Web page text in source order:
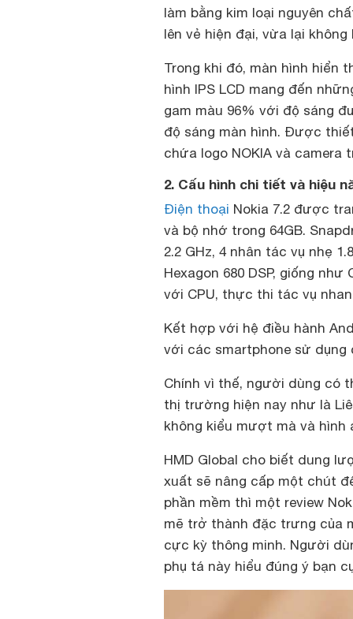
làm bằng kim loại nguyên
lên vẻ hiện đại, vừa lại
Trong khi đó, màn hình hiển
hình IPS LCD mang đến
gam màu 96% với độ sáng
độ sáng màn hình. Được
chứa logo NOKIA và
2. Cấu hình chi tiết và hiệu
Điện thoại Nokia 7.2 được
và bộ nhớ trong 64GB.
2.2 GHz, 4 nhân tác vụ nhẹ
Hexagon 680 DSP, giống
với CPU, thực thi tác vụ
Kết hợp với hệ điều hành
với các smartphone sử dụng
Chính vì thế, người dùng có
thị trường hiện nay như là
không kiểu mượt mà và
HMD Global cho biết dung
xuất sẽ nâng cấp một chút
phần mềm thì một review
mẽ trở thành đặc trưng của
cực kỳ thông minh. Người
phụ tá này hiểu đúng ý bạn